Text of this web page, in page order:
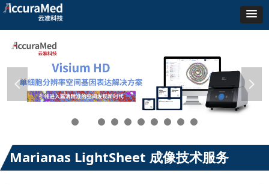
넳 넲
Marianas LightSheet 成像技术服务